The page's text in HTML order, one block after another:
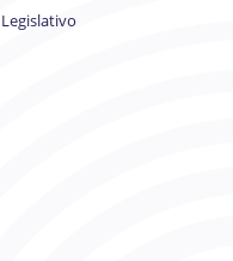
Legislativo